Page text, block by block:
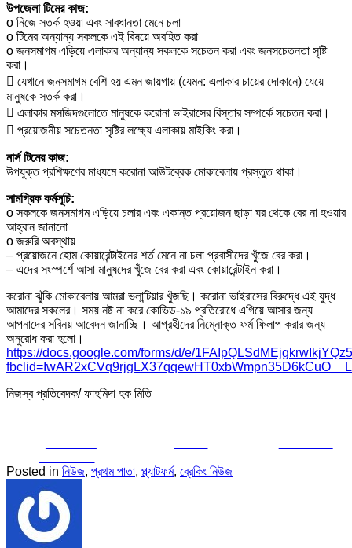
উপজেলা টিমের কাজ:
o নিজে সতর্ক হওয়া এবং সাবধানতা মেনে চলা
o টিমের অন্যান্য সকলকে এই বিষয়ে অবহিত করা
o জনসমাগম এড়িয়ে এলাকার অন্যান্য সকলকে সচেতন করা এবং জনসচেতনতা সৃষ্টি
করা।
 যেখানে জনসমাগম বেশি হয় এমন জায়গায় (যেমন: এলাকার চায়ের দোকানে) যেয়ে
মানুষকে সতর্ক করা।
 এলাকার মসজিদগুলোতে মানুষকে করোনা ভাইরাসের বিস্তার সম্পর্কে সচেতন করা।
 প্রয়োজনীয় সচেতনতা সৃষ্টির লক্ষ্যে এলাকায় মাইকিং করা।
নার্স টিমের কাজ:
উপযুক্ত প্রশিক্ষণের মাধ্যমে করোনা আউটব্রেক মোকাবেলায় প্রস্তুত থাকা।
সামগ্রিক কর্মসূচি:
o সকলকে জনসমাগম এড়িয়ে চলার এবং একান্ত প্রয়োজন ছাড়া ঘর থেকে বের না হওয়ার
আহ্বান জানানো
o জরুরি অবস্থায়
– প্রয়োজনে হোম কোয়ারেন্টাইনের শর্ত মেনে না চলা প্রবাসীদের খুঁজে বের করা।
– এদের সংস্পর্শে আসা মানুষদের খুঁজে বের করা এবং কোয়ারেন্টাইন করা।
করোনা ঝুঁকি মোকাবেলায় আমরা ভলান্টিয়ার খুঁজছি। করোনা ভাইরাসের বিরুদ্ধে এই যুদ্ধ
আমাদের সকলের। সময় নষ্ট না করে কোভিড-১৯ প্রতিরোধে এগিয়ে আসার জন্য
আপনাদের সবিনয় আবেদন জানাচ্ছি। আগ্রহীদের নিম্নোক্ত ফর্ম ফিলাপ করার জন্য
অনুরোধ করা হলো।
https://docs.google.com/forms/d/e/
নিজস্ব প্রতিবেদক/ ফাহমিদা হক মিতি
Posted in নিউজ, প্রথম পাতা, প্ল্যাটফর্ম, ব্রেকিং নিউজ